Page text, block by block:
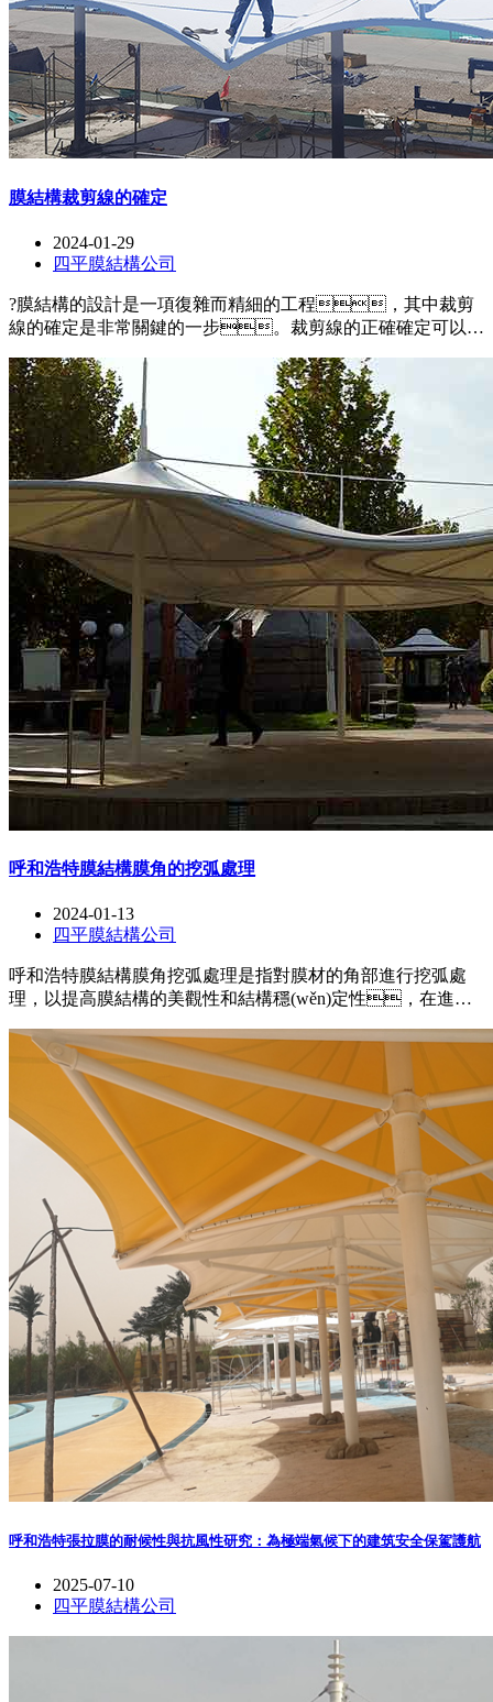
膜結構裁剪線的確定
2024-01-29
四平膜結構公司
?膜結構的設計是一項復雜而精細的工程，其中裁剪
線的確定是非常關鍵的一步。裁剪線的正確確定可以保
定性和美觀性。
呼和浩特膜結構膜角的挖弧處理
2024-01-13
四平膜結構公司
呼和浩特膜結構膜角挖弧處理是指對膜材的角部進行挖弧處
理，以提高膜結構的美觀性和結構穩(wěn)定性，在進行
头椒?，確保挖弧的尺寸和形狀符合設計要求，保證處
理后的角部與整體膜
呼和浩特張拉膜的耐候性與抗風性研究：為極端氣候下的建筑安全保駕護航
2025-07-10
四平膜結構公司